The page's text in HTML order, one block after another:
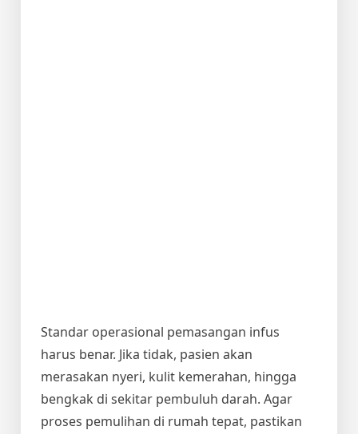
Standar operasional pemasangan infus
harus benar. Jika tidak, pasien akan
merasakan nyeri, kulit kemerahan, hingga
bengkak di sekitar pembuluh darah. Agar
proses pemulihan di rumah tepat, pastikan